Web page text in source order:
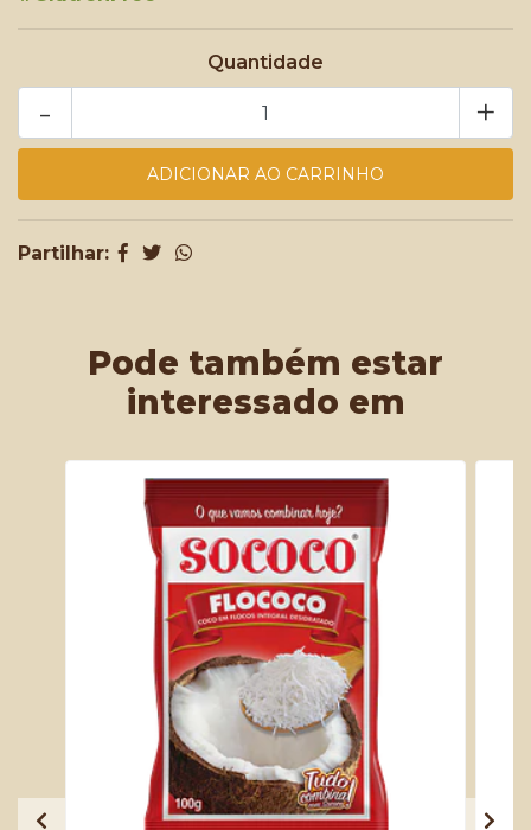
Quantidade
+
-
Partilhar:
Pode também estar
interessado em